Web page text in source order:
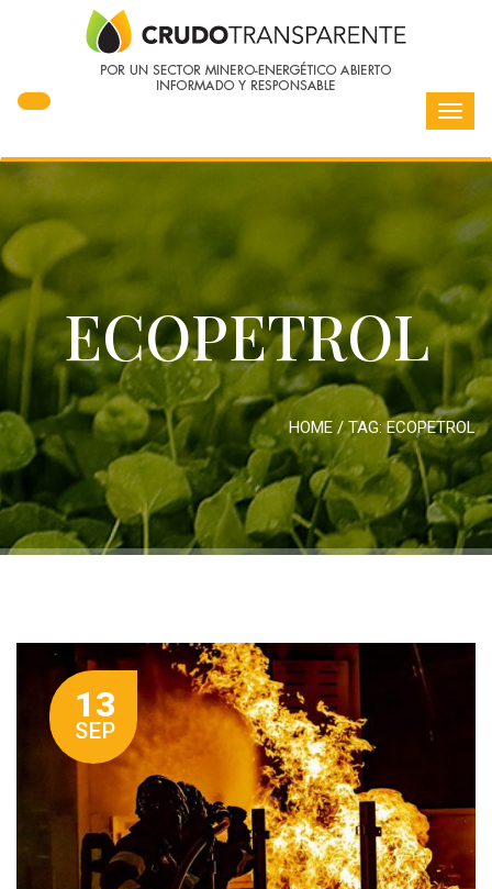
ECOPETROL
HOME / TAG:ECOPETROL
13
SEP